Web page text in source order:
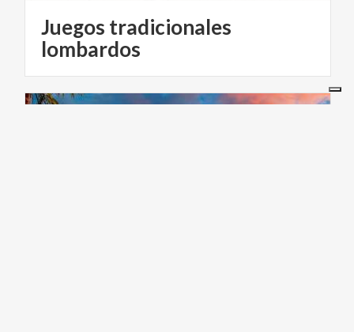
Juegos tradicionales
lombardos